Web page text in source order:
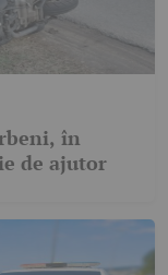
în
de ajutor